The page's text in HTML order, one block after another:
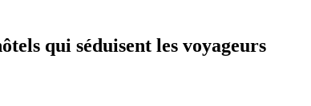
qui séduisent les voyageurs